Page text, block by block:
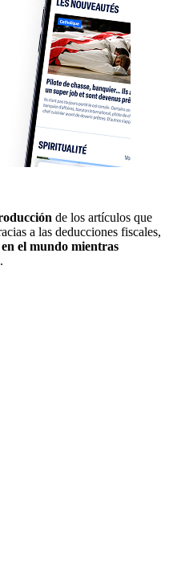
de los artículos que
a las deducciones fiscales,
el mundo mientras